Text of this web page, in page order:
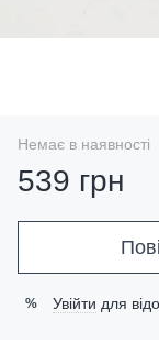
Немає в наявності
539 грн
% Увійти для